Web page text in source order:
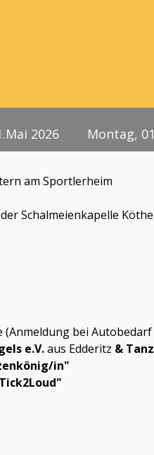
2026 Montag,
am Sportlerheim
bei
e.V.aus Edderitz &
in"